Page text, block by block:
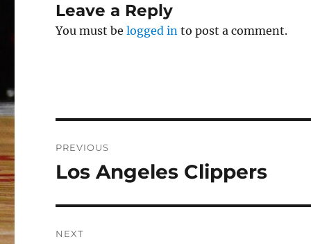
Leave a Reply
You must belogged in to post a comment.
navigation
PREVIOUS
Previous
Los Angeles Clippers
NEXT